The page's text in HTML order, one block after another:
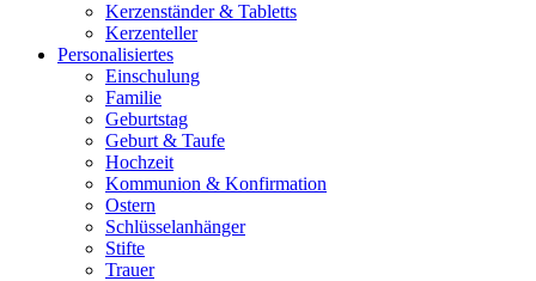
Kerzenständer & Tabletts
Kerzenteller
Personalisiertes
Einschulung
Familie
Geburtstag
Geburt & Taufe
Hochzeit
Kommunion & Konfirmation
Ostern
Schlüsselanhänger
Stifte
Trauer